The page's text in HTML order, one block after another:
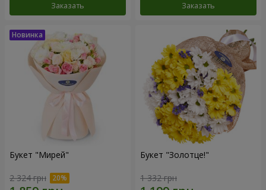
Заказать Заказать
Букет "Мирей"
2 324 грн
Букет "Золотце!"
1 332 грн